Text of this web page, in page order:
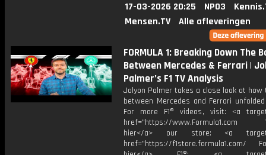
17-03-2026 20:25 NPO3
Mensen.TV
Alle afleveringen
FORMULA 1: Breaking Down The
Between Mercedes & Ferrari |
Palmer’s F1 TV Analysis
Jolyon Palmer takes a close look at
between Mercedes and Ferrari
For more F1® videos, visit: <a
href="https://www.Formula1.com
hier</a> our store: <a
href="https://f1store.formula1.com/